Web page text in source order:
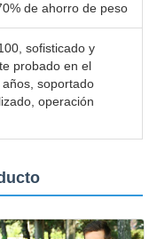
de ahorro de peso
sofisticado y
probado en el
soportado
operación